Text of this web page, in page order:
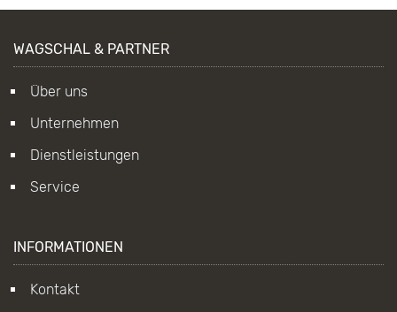
WAGSCHAL & PARTNER
Über uns
Unternehmen
Dienstleistungen
Service
INFORMATIONEN
Kontakt